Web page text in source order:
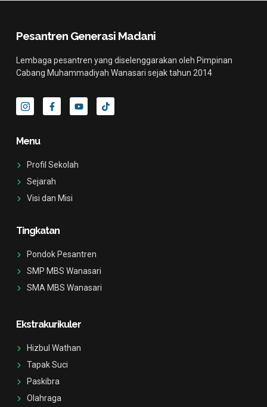
Pesantren Generasi Madani
Lembaga pesantren yang diselenggarakan oleh Pimpinan
Cabang Muhammadiyah Wanasari sejak tahun 2014
I
c
-
i
s
a
-
1
F
a
k
f
Y
o
T
i
Menu
Profil Sekolah
Sejarah
Visi dan Misi
Tingkatan
Pondok Pesantren
SMP MBS Wanasari
SMA MBS Wanasari
Ekstrakurikuler
Hizbul Wathan
Tapak Suci
Paskibra
Olahraga